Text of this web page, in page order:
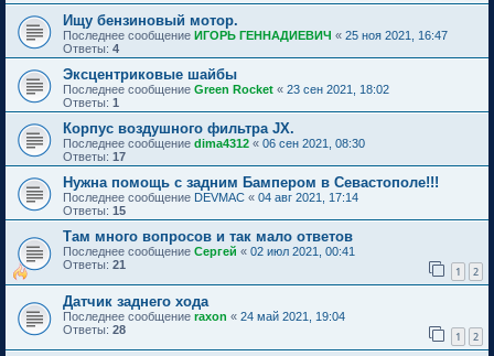
Ищу бензиновый мотор.
Последнее сообщение ИГОРЬ ГЕННАДИЕВИЧ « 25 ноя 2021, 16:47
Ответы: 4
Эксцентриковые шайбы
Последнее сообщение Green Rocket « 23 сен 2021, 18:02
Ответы: 1
Корпус воздушного фильтра JX.
Последнее сообщение dima4312 « 06 сен 2021, 08:30
Ответы: 17
Нужна помощь с задним Бампером в Севастополе!!!
Последнее сообщение DEVMAC « 04 авг 2021, 17:14
Ответы: 15
Там много вопросов и так мало ответов
Последнее сообщение Сергей « 02 июл 2021, 00:41
Ответы: 21 1 2
Датчик заднего хода
Последнее сообщение raxon « 24 май 2021, 19:04
Ответы: 28 1 2